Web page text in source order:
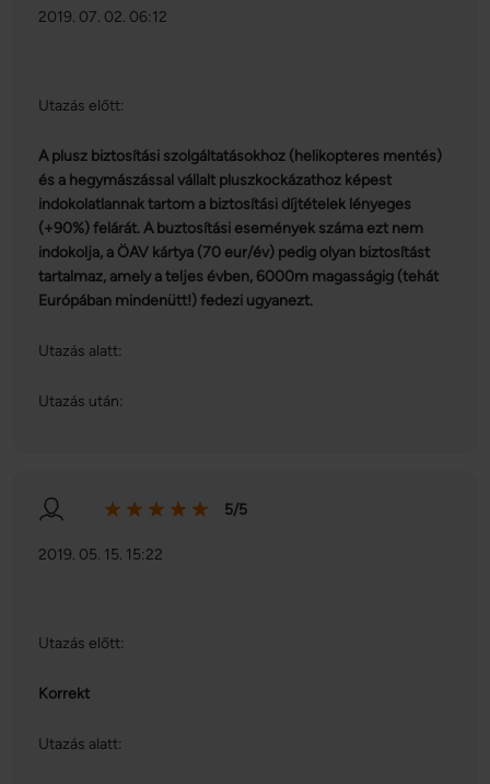
2019. 07. 02. 06:12
Utazás előtt:
A plusz biztosítási szolgáltatásokhoz (helikopteres mentés)
és a hegymászással vállalt pluszkockázathoz képest
indokolatlannak tartom a biztosítási díjtételek lényeges
(+90%) felárát. A buztosítási események száma ezt nem
indokolja, a ÖAV kártya (70 eur/év) pedig olyan biztosítást
tartalmaz, amely a teljes évben, 6000m magasságig (tehát
Európában mindenütt!) fedezi ugyanezt.
Utazás alatt:
Utazás után:
5/5
2019. 05. 15. 15:22
Utazás előtt:
Korrekt
Utazás alatt: